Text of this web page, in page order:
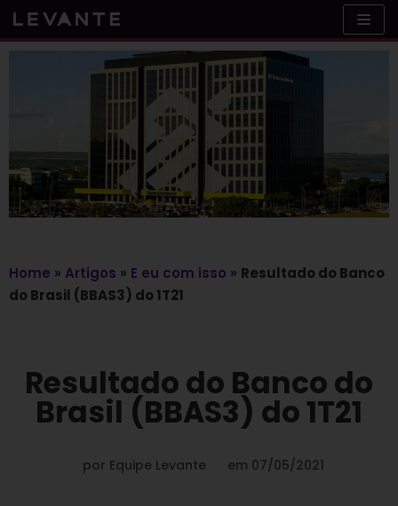
Skip
to
Home » Artigos » E eu com isso » Resultado do Banco
do Brasil (BBAS3) do 1T21
Resultado do Banco do
Brasil (BBAS3) do 1T21
por Equipe Levante em 07/05/2021